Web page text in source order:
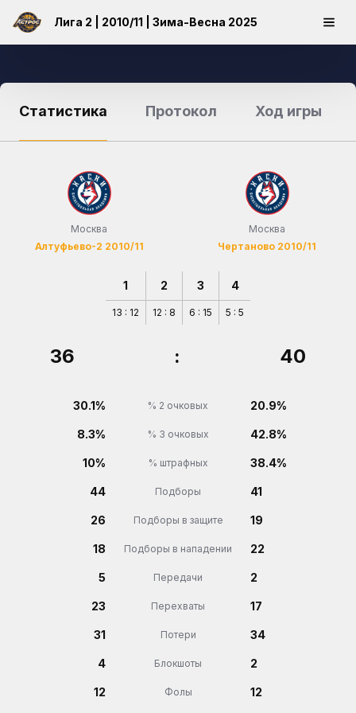
Лига 2 | 2010/11 | Зима-Весна 2025
Статистика Протокол Ход игры
Москва
Алтуфьево-2 2010/11
Москва
Чертаново 2010/11
1
13 : 12
2
12 : 8
3
6 : 15
4
5 : 5
36 : 40
30.1% % 2 очковых 20.9%
8.3% % 3 очковых 42.8%
10% % штрафных 38.4%
44 Подборы 41
26 Подборы в защите 19
18 Подборы в нападении 22
5 Передачи 2
23 Перехваты 17
31 Потери 34
4 Блокшоты 2
12 Фолы 12